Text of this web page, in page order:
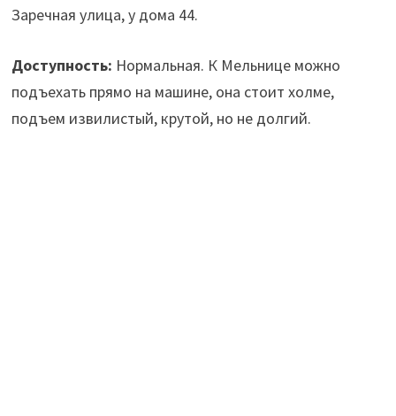
Заречная улица, у дома 44.
Доступность: Нормальная. К Мельнице можно
подъехать прямо на машине, она стоит холме,
подъем извилистый, крутой, но не долгий.